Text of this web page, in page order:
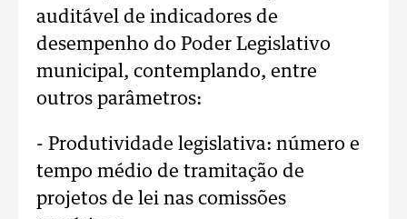
auditável de indicadores de
desempenho do Poder Legislativo
municipal, contemplando, entre
outros parâmetros:
- Produtividade legislativa: número e
tempo médio de tramitação de
projetos de lei nas comissões